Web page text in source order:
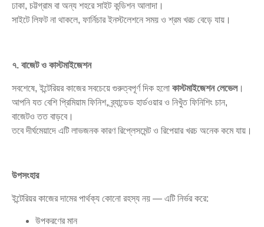
ঢাকা, চট্টগ্রাম বা অন্য শহরে সাইট কন্ডিশন আলাদা।
সাইটে লিফট না থাকলে, ফার্নিচার ইনস্টলেশনে সময় ও শ্রম খরচ বেড়ে যায়।
৭. বাজেট ও কাস্টমাইজেশন
সবশেষে, ইন্টেরিয়র কাজের সবচেয়ে গুরুত্বপূর্ণ দিক হলো কাস্টমাইজেশন লেভেল।
আপনি যত বেশি প্রিমিয়াম ফিনিশ, ব্র্যান্ডেড হার্ডওয়ার ও নিখুঁত ফিনিশিং চান,
বাজেটও তত বাড়বে।
তবে দীর্ঘমেয়াদে এটি লাভজনক কারণ রিপ্লেসমেন্ট ও রিপেয়ার খরচ অনেক কমে যায়।
উপসংহার
ইন্টেরিয়র কাজের দামের পার্থক্য কোনো রহস্য নয় — এটি নির্ভর করে:
উপকরণের মান